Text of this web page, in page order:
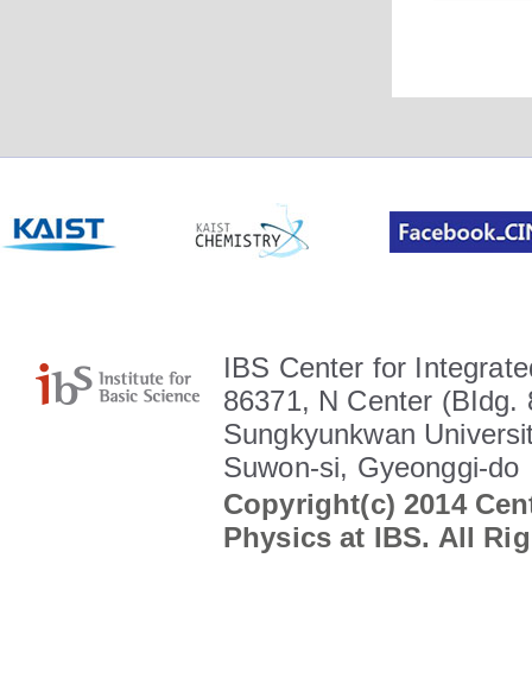
IBS Center for
86371, N Center (BIdg.
Sungkyunkwan
Suwon-si, Gyeonggi-do
Copyright(c) 2014
Physics at IBS. All